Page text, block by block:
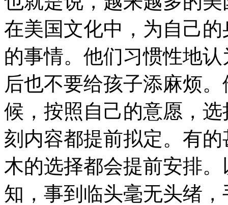
在美国文化中，为自己
的事情。他们习惯性地
后也不要给孩子添麻烦
候，按照自己的意愿，
刻内容都提前拟定。有
木的选择都会提前安排
知，事到临头毫无头绪